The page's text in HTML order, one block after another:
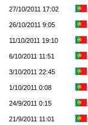
27/10/2011 17:02
26/10/2011 9:05
11/10/2011 19:10
6/10/2011 11:51
3/10/2011 22:45
1/10/2011 0:08
24/9/2011 0:15
21/9/2011 11:01